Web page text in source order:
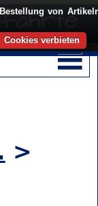
>
von
Cookies verbieten